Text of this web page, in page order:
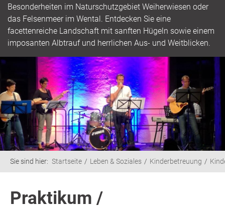
Besonderheiten im Naturschutzgebiet Weiherwiesen oder
das Felsenmeer im Wental. Entdecken Sie eine
facettenreiche Landschaft mit sanften Hügeln sowie einem
imposanten Albtrauf und herrlichen Aus- und Weitblicken.
Sie sind hier: Startseite Leben & Soziales Kinderbetreuung
Praktikum /